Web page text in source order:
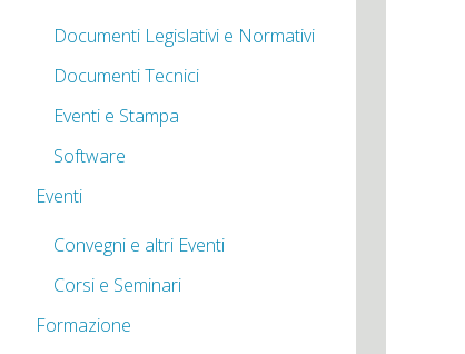
Documenti Legislativi e Normativi
Documenti Tecnici
Eventi e Stampa
Software
Eventi
Convegni e altri Eventi
Corsi e Seminari
Formazione